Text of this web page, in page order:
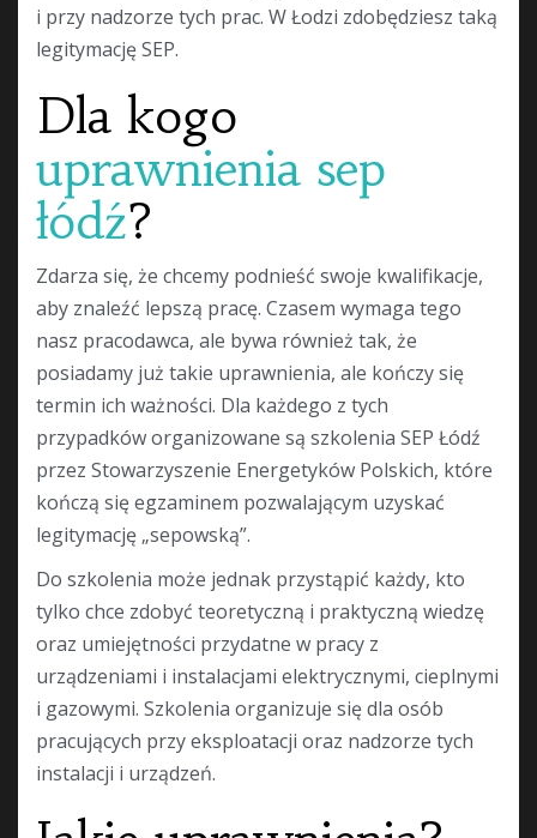
i przy nadzorze tych prac. W Łodzi zdobędziesz taką
legitymację SEP.
Dla kogo
uprawnienia sep
łódź?
Zdarza się, że chcemy podnieść swoje kwalifikacje,
aby znaleźć lepszą pracę. Czasem wymaga tego
nasz pracodawca, ale bywa również tak, że
posiadamy już takie uprawnienia, ale kończy się
termin ich ważności. Dla każdego z tych
przypadków organizowane są szkolenia SEP Łódź
przez Stowarzyszenie Energetyków Polskich, które
kończą się egzaminem pozwalającym uzyskać
legitymację „sepowską”.
Do szkolenia może jednak przystąpić każdy, kto
tylko chce zdobyć teoretyczną i praktyczną wiedzę
oraz umiejętności przydatne w pracy z
urządzeniami i instalacjami elektrycznymi, cieplnymi
i gazowymi. Szkolenia organizuje się dla osób
pracujących przy eksploatacji oraz nadzorze tych
instalacji i urządzeń.